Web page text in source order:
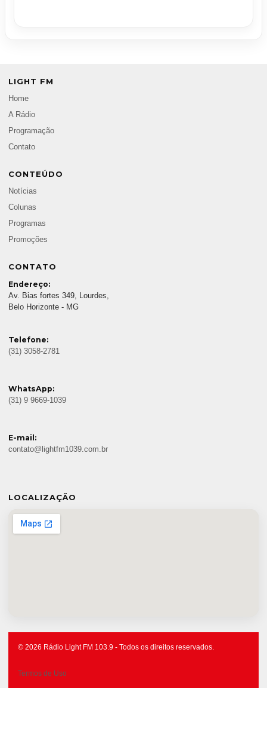
LIGHT FM
Home
A Rádio
Programação
Contato
CONTEÚDO
Notícias
Colunas
Programas
Promoções
CONTATO
Endereço:
Av. Bias fortes 349, Lourdes,
Belo Horizonte - MG
Telefone:
(31) 3058-2781
WhatsApp:
(31) 9 9669-1039
E-mail:
contato@lightfm1039.com.br
LOCALIZAÇÃO
© 2026 Rádio Light FM 103.9 - Todos os direitos reservados.
Termos de Uso